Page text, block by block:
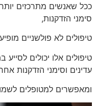
ככל שאנשים מתרכזים
סימני הזדקנות,
טיפולים לא פולשניים
טיפולים אלו יכולים
עדינים וסימני הזדקנות
ומאפשרים למטופלים